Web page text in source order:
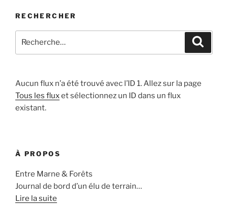
RECHERCHER
pour
Aucun flux n’a été trouvé avec l’ID 1. Allez sur la page
Tous les fluxet sélectionnez un ID dans un flux
existant.
À PROPOS
Entre Marne & Forêts
Journal de bord d’un élu de terrain…
Lire la suite